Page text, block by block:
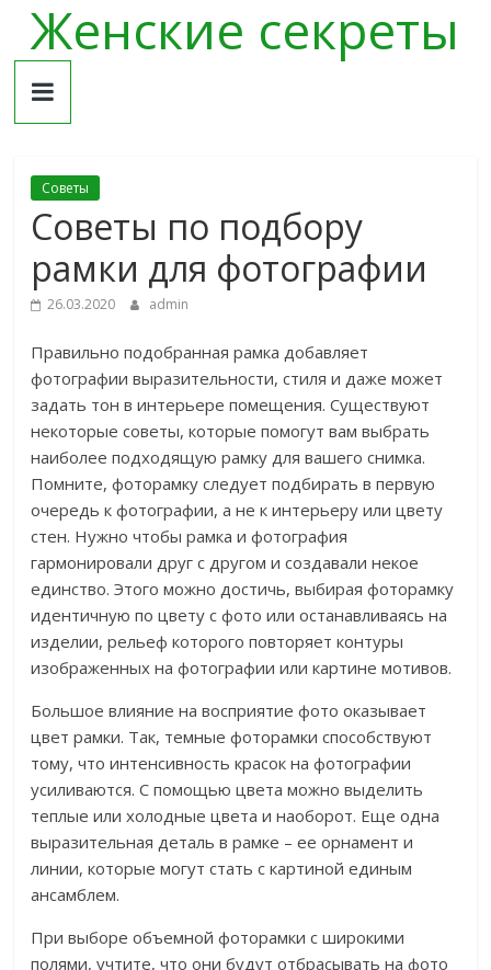
Skip
content
Женские секреты
Советы
Советы по подбору
рамки для фотографии
26.03.2020 admin
Правильно подобранная рамка добавляет
фотографии выразительности, стиля и даже может
задать тон в интерьере помещения. Существуют
некоторые советы, которые помогут вам выбрать
наиболее подходящую рамку для вашего снимка.
Помните, фоторамку следует подбирать в первую
очередь к фотографии, а не к интерьеру или цвету
стен. Нужно чтобы рамка и фотография
гармонировали друг с другом и создавали некое
единство. Этого можно достичь, выбирая фоторамку
идентичную по цвету с фото или останавливаясь на
изделии, рельеф которого повторяет контуры
изображенных на фотографии или картине мотивов.
Большое влияние на восприятие фото оказывает
цвет рамки. Так, темные фоторамки способствуют
тому, что интенсивность красок на фотографии
усиливаются. С помощью цвета можно выделить
теплые или холодные цвета и наоборот. Еще одна
выразительная деталь в рамке – ее орнамент и
линии, которые могут стать с картиной единым
ансамблем.
При выборе объемной фоторамки с широкими
полями, учтите, что они будут отбрасывать на фото